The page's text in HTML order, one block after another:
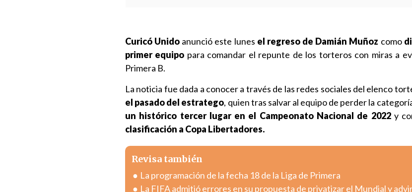
Curicó Unido anunció este lunes el regreso de Damián Muñoz como
primer equipo para comandar el repunte de los torteros con miras a
Primera B.
La noticia fue dada a conocer a través de las redes sociales del elenco
el pasado del estratego, quien tras salvar al equipo de perder la
un histórico tercer lugar en el Campeonato Nacional de 2022y
clasificación a Copa Libertadores.
Revisa también
La programación de la fecha 18 de la Liga de Primera
La FIFA admitió errores en su propuesta de privatizar el Mundial y